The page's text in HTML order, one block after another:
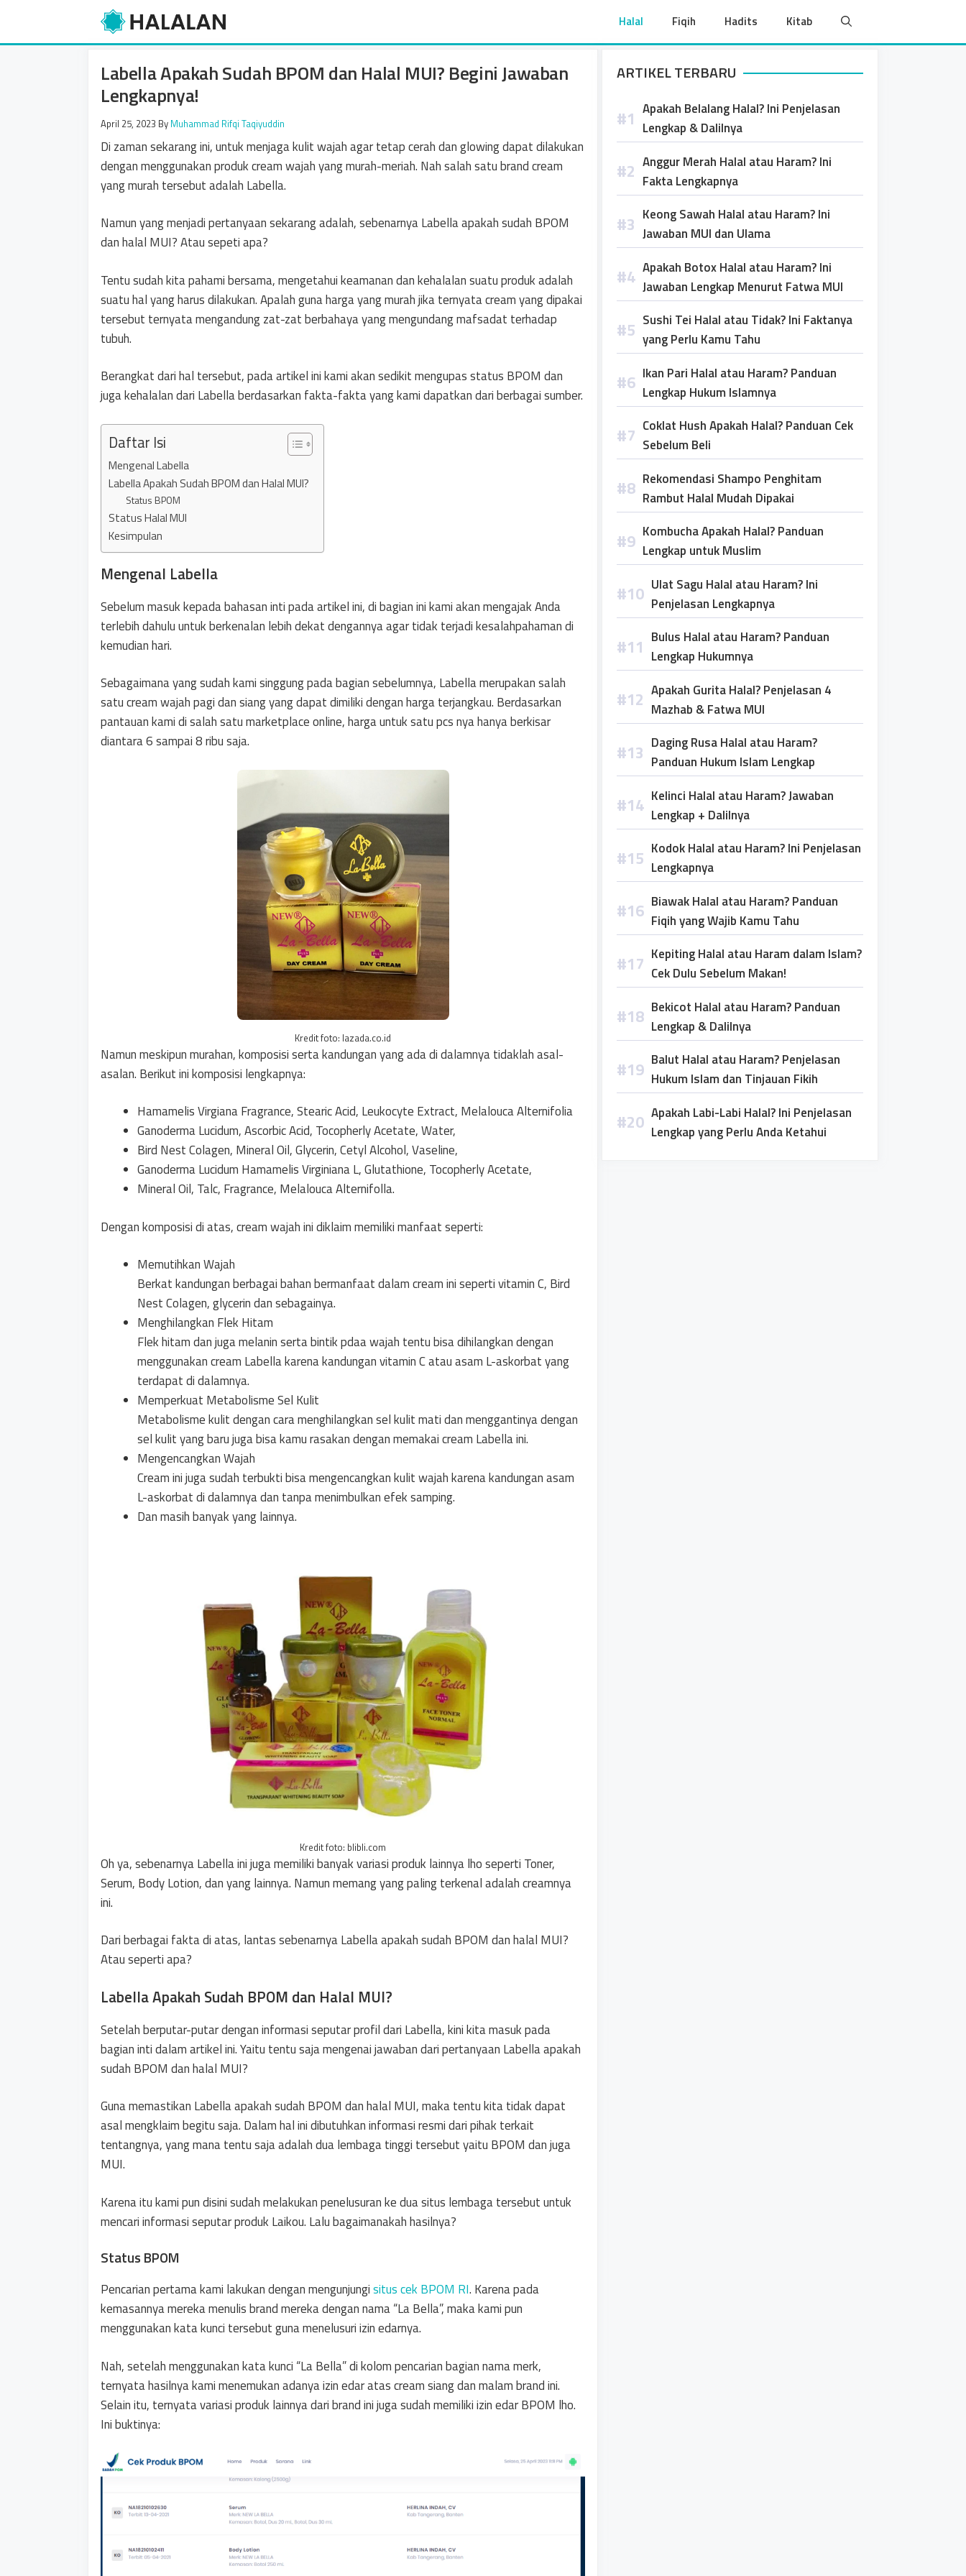
content
Halal Fiqih Hadits Kitab
Labella Apakah Sudah BPOM dan Halal MUI? Begini Jawaban
Lengkapnya!
April 25, 2023 By Muhammad Rifqi Taqiyuddin
Di zaman sekarang ini, untuk menjaga kulit wajah agar tetap cerah dan glowing dapat dilakukan
dengan menggunakan produk cream wajah yang murah-meriah. Nah salah satu brand cream
yang murah tersebut adalah Labella.
Namun yang menjadi pertanyaan sekarang adalah, sebenarnya Labella apakah sudah BPOM
dan halal MUI? Atau sepeti apa?
Tentu sudah kita pahami bersama, mengetahui keamanan dan kehalalan suatu produk adalah
suatu hal yang harus dilakukan. Apalah guna harga yang murah jika ternyata cream yang dipakai
tersebut ternyata mengandung zat-zat berbahaya yang mengundang mafsadat terhadap
tubuh.
Berangkat dari hal tersebut, pada artikel ini kami akan sedikit mengupas status BPOM dan
juga kehalalan dari Labella berdasarkan fakta-fakta yang kami dapatkan dari berbagai sumber.
Daftar Isi
Mengenal Labella
Labella Apakah Sudah BPOM dan Halal MUI?
Status BPOM
Status Halal MUI
Kesimpulan
Mengenal Labella
Sebelum masuk kepada bahasan inti pada artikel ini, di bagian ini kami akan mengajak Anda
terlebih dahulu untuk berkenalan lebih dekat dengannya agar tidak terjadi kesalahpahaman di
kemudian hari.
Sebagaimana yang sudah kami singgung pada bagian sebelumnya, Labella merupakan salah
satu cream wajah pagi dan siang yang dapat dimiliki dengan harga terjangkau. Berdasarkan
pantauan kami di salah satu marketplace online, harga untuk satu pcs nya hanya berkisar
diantara 6 sampai 8 ribu saja.
Kredit foto: lazada.co.id
Namun meskipun murahan, komposisi serta kandungan yang ada di dalamnya tidaklah asal-
asalan. Berikut ini komposisi lengkapnya:
Hamamelis Virgiana Fragrance, Stearic Acid, Leukocyte Extract, Melalouca Alternifolia
Ganoderma Lucidum, Ascorbic Acid, Tocopherly Acetate, Water,
Bird Nest Colagen, Mineral Oil, Glycerin, Cetyl Alcohol, Vaseline,
Ganoderma Lucidum Hamamelis Virginiana L, Glutathione, Tocopherly Acetate,
Mineral Oil, Talc, Fragrance, Melalouca Alternifolla.
Dengan komposisi di atas, cream wajah ini diklaim memiliki manfaat seperti:
Memutihkan Wajah
Berkat kandungan berbagai bahan bermanfaat dalam cream ini seperti vitamin C, Bird
Nest Colagen, glycerin dan sebagainya.
Menghilangkan Flek Hitam
Flek hitam dan juga melanin serta bintik pdaa wajah tentu bisa dihilangkan dengan
menggunakan cream Labella karena kandungan vitamin C atau asam L-askorbat yang
terdapat di dalamnya.
Memperkuat Metabolisme Sel Kulit
Metabolisme kulit dengan cara menghilangkan sel kulit mati dan menggantinya dengan
sel kulit yang baru juga bisa kamu rasakan dengan memakai cream Labella ini.
Mengencangkan Wajah
Cream ini juga sudah terbukti bisa mengencangkan kulit wajah karena kandungan asam
L-askorbat di dalamnya dan tanpa menimbulkan efek samping.
Dan masih banyak yang lainnya.
Kredit foto: blibli.com
Oh ya, sebenarnya Labella ini juga memiliki banyak variasi produk lainnya lho seperti Toner,
Serum, Body Lotion, dan yang lainnya. Namun memang yang paling terkenal adalah creamnya
ini.
Dari berbagai fakta di atas, lantas sebenarnya Labella apakah sudah BPOM dan halal MUI?
Atau seperti apa?
Labella Apakah Sudah BPOM dan Halal MUI?
Setelah berputar-putar dengan informasi seputar profil dari Labella, kini kita masuk pada
bagian inti dalam artikel ini. Yaitu tentu saja mengenai jawaban dari pertanyaan Labella apakah
sudah BPOM dan halal MUI?
Guna memastikan Labella apakah sudah BPOM dan halal MUI, maka tentu kita tidak dapat
asal mengklaim begitu saja. Dalam hal ini dibutuhkan informasi resmi dari pihak terkait
tentangnya, yang mana tentu saja adalah dua lembaga tinggi tersebut yaitu BPOM dan juga
MUI.
Karena itu kami pun disini sudah melakukan penelusuran ke dua situs lembaga tersebut untuk
mencari informasi seputar produk Laikou. Lalu bagaimanakah hasilnya?
Status BPOM
Pencarian pertama kami lakukan dengan mengunjungisitus cek BPOM RI. Karena pada
kemasannya mereka menulis brand mereka dengan nama “La Bella”, maka kami pun
menggunakan kata kunci tersebut guna menelusuri izin edarnya.
Nah, setelah menggunakan kata kunci “La Bella” di kolom pencarian bagian nama merk,
ternyata hasilnya kami menemukan adanya izin edar atas cream siang dan malam brand ini.
Selain itu, ternyata variasi produk lainnya dari brand ini juga sudah memiliki izin edar BPOM lho.
Ini buktinya:
ARTIKEL TERBARU
Apakah Belalang Halal? Ini Penjelasan
Lengkap & Dalilnya
Anggur Merah Halal atau Haram? Ini
Fakta Lengkapnya
Keong Sawah Halal atau Haram? Ini
Jawaban MUI dan Ulama
Apakah Botox Halal atau Haram? Ini
Jawaban Lengkap Menurut Fatwa MUI
Sushi Tei Halal atau Tidak? Ini Faktanya
yang Perlu Kamu Tahu
Ikan Pari Halal atau Haram? Panduan
Lengkap Hukum Islamnya
Coklat Hush Apakah Halal? Panduan Cek
Sebelum Beli
Rekomendasi Shampo Penghitam
Rambut Halal Mudah Dipakai
Kombucha Apakah Halal? Panduan
Lengkap untuk Muslim
Ulat Sagu Halal atau Haram? Ini
Penjelasan Lengkapnya
Bulus Halal atau Haram? Panduan
Lengkap Hukumnya
Apakah Gurita Halal? Penjelasan 4
Mazhab & Fatwa MUI
Daging Rusa Halal atau Haram?
Panduan Hukum Islam Lengkap
Kelinci Halal atau Haram? Jawaban
Lengkap + Dalilnya
Kodok Halal atau Haram? Ini Penjelasan
Lengkapnya
Biawak Halal atau Haram? Panduan
Fiqih yang Wajib Kamu Tahu
Kepiting Halal atau Haram dalam Islam?
Cek Dulu Sebelum Makan!
Bekicot Halal atau Haram? Panduan
Lengkap & Dalilnya
Balut Halal atau Haram? Penjelasan
Hukum Islam dan Tinjauan Fikih
Apakah Labi-Labi Halal? Ini Penjelasan
Lengkap yang Perlu Anda Ketahui